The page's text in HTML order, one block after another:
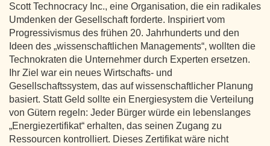
Scott Technocracy Inc., eine Organisation, die ein radikales
Umdenken der Gesellschaft forderte. Inspiriert vom
Progressivismus des frühen 20. Jahrhunderts und den
Ideen des „wissenschaftlichen Managements“, wollten die
Technokraten die Unternehmer durch Experten ersetzen.
Ihr Ziel war ein neues Wirtschafts- und
Gesellschaftssystem, das auf wissenschaftlicher Planung
basiert. Statt Geld sollte ein Energiesystem die Verteilung
von Gütern regeln: Jeder Bürger würde ein lebenslanges
„Energiezertifikat“ erhalten, das seinen Zugang zu
Ressourcen kontrolliert. Dieses Zertifikat wäre nicht